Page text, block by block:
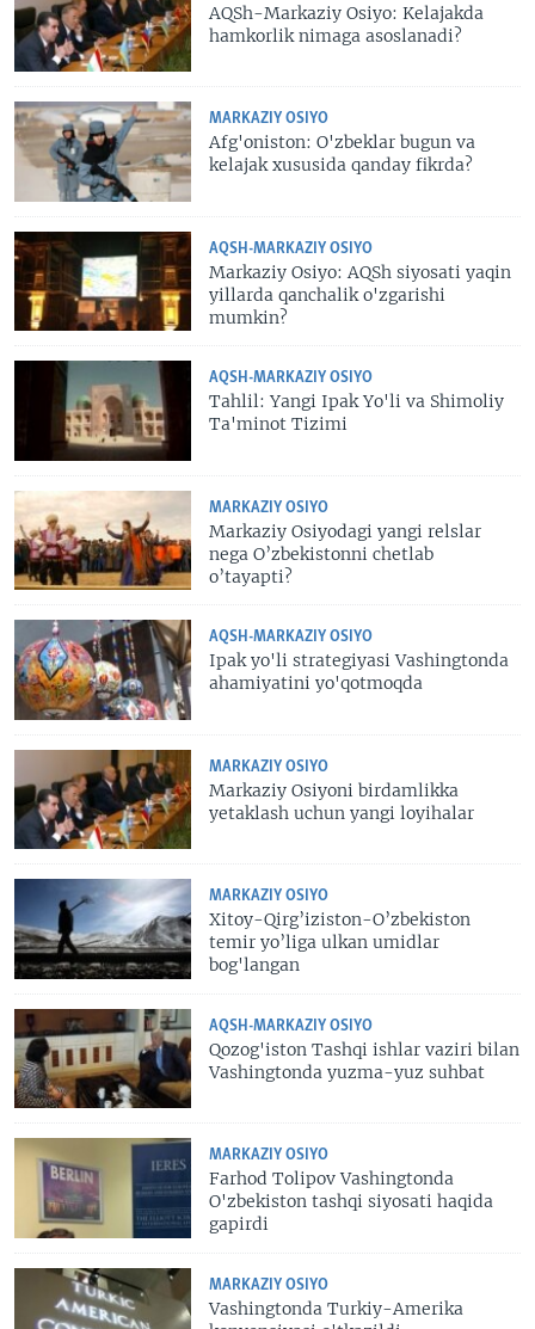
AQSh-Markaziy Osiyo: Kelajakda
hamkorlik nimaga asoslanadi?
MARKAZIY OSIYO
Afg'oniston: O'zbeklar bugun va
kelajak xususida qanday fikrda?
AQSH-MARKAZIY OSIYO
Markaziy Osiyo: AQSh siyosati yaqin
yillarda qanchalik o'zgarishi
mumkin?
AQSH-MARKAZIY OSIYO
Tahlil: Yangi Ipak Yo'li va Shimoliy
Ta'minot Tizimi
MARKAZIY OSIYO
Markaziy Osiyodagi yangi relslar
nega O’zbekistonni chetlab
o’tayapti?
AQSH-MARKAZIY OSIYO
Ipak yo'li strategiyasi Vashingtonda
ahamiyatini yo'qotmoqda
MARKAZIY OSIYO
Markaziy Osiyoni birdamlikka
yetaklash uchun yangi loyihalar
MARKAZIY OSIYO
Xitoy-Qirg’iziston-O’zbekiston
temir yo’liga ulkan umidlar
bog'langan
AQSH-MARKAZIY OSIYO
Qozog'iston Tashqi ishlar vaziri bilan
Vashingtonda yuzma-yuz suhbat
MARKAZIY OSIYO
Farhod Tolipov Vashingtonda
O'zbekiston tashqi siyosati haqida
gapirdi
MARKAZIY OSIYO
Vashingtonda Turkiy-Amerika